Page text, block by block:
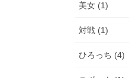
美女 (1)
対戦 (1)
ひろっち (4)